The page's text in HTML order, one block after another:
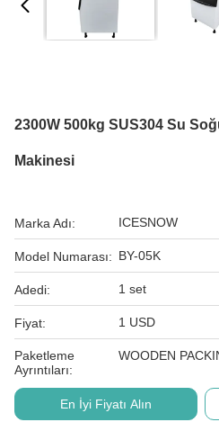
2300W 500kg SUS304 Su
Makinesi
Marka Adı: ICESNOW
Model Numarası: BY-05K
Adedi: 1 set
Fiyat: 1 USD
Paketleme
Ayrıntıları:
WOODEN
En İyi Fiyatı Alın